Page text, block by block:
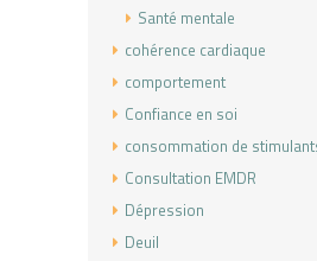
Santé mentale
cohérence cardiaque
comportement
Confiance en soi
consommation de
Consultation EMDR
Dépression
Deuil